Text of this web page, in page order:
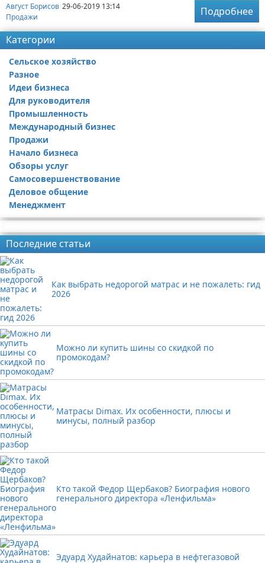
Август Борисов 29-06-2019 13:14
Продажи
Подробнее
Категории
Сельское хозяйство
Разное
Идеи бизнеса
Для руководителя
Промышленность
Международный бизнес
Продажи
Начало бизнеса
Обзоры услуг
Самосовершенствование
Деловое общение
Менеджмент
Последние статьи
Как выбрать недорогой матрас и не пожалеть: гид
2026
Можно ли купить шины со скидкой по
промокодам?
Матрасы Dimax. Их особенности, плюсы и
минусы, полный разбор
Кто такой Федор Щербаков? Биография нового
генерального директора «Ленфильма»
Эдуард Худайнатов: карьера в нефтегазовой